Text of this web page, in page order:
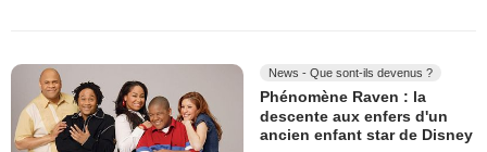
News - Que sont-ils devenus ?
Phénomène Raven : la
descente aux enfers d'un
ancien enfant star de Disney